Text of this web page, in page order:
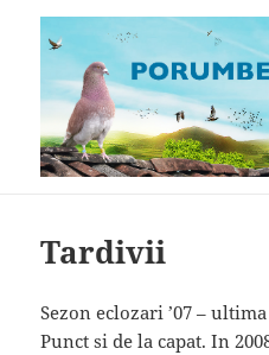
Tardivii
Sezon eclozari ’07 –
Punct si de la capat. In